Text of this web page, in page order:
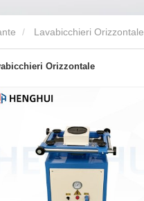
Lavabicchieri Orizzontale
Orizzontale